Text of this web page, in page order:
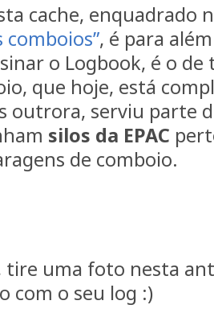
cache, enquadrado
comboios”, é para
o Logbook, é o
que hoje, está
outrora, serviu parte
silos da EPAC
de comboio.
tire uma foto nesta
com o seu log :)